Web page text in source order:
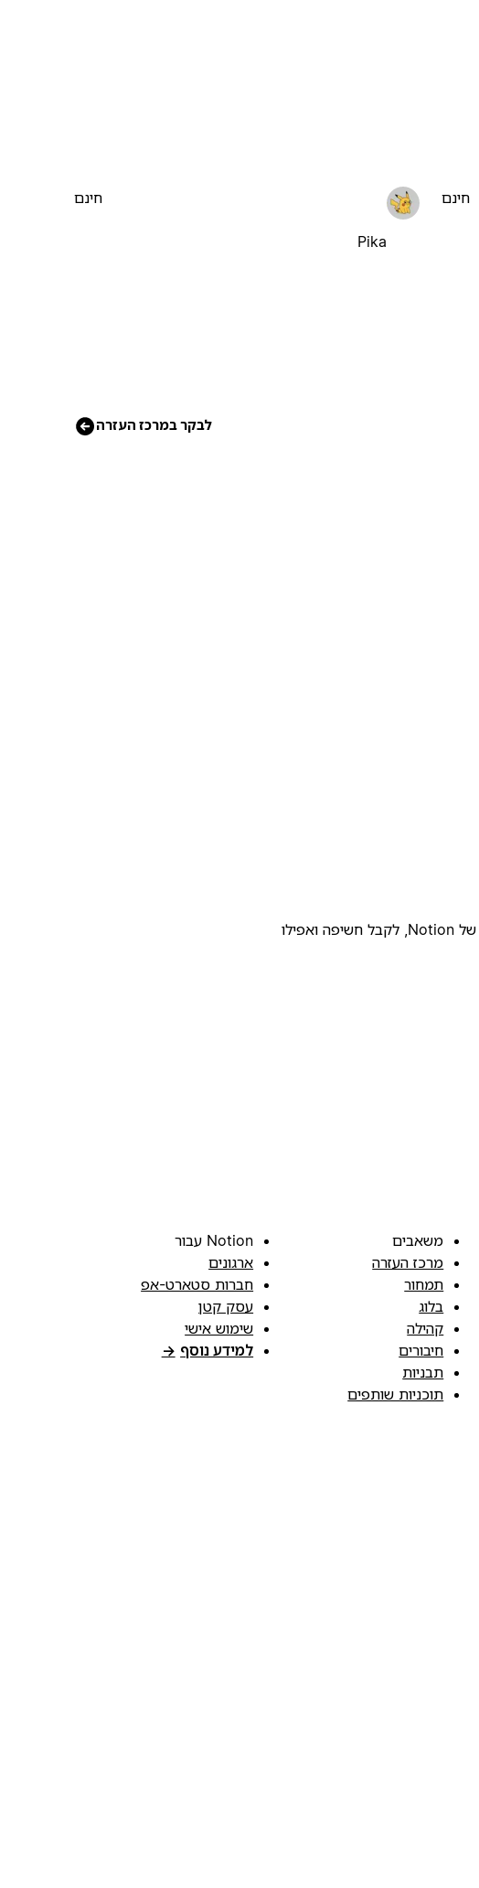
חינם
Pika
חינם
לבקר במרכז העזרה
להעלות את התבנית שלכם לגלריית התבניות של Notion, לקבל חשיפה ואפילו
משאבים
מרכז העזרה
תמחור
בלוג
קהילה
חיבורים
תבניות
תוכניות שותפים
Notion עבור
ארגונים
חברות סטארט-אפ
עסק קטן
שימוש אישי
למידע נוסף →